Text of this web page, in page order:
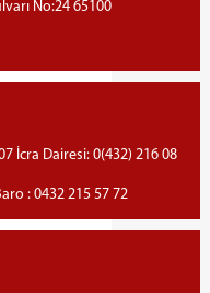
No:24 65100
İcra Dairesi: 0(432) 216 08
: 0432 215 57 72